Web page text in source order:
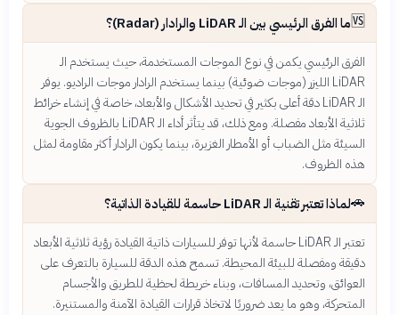
🆚ما الفرق الرئيسي بين الـ LiDAR والرادار (Radar)؟
الفرق الرئيسي يكمن في نوع الموجات المستخدمة، حيث يستخدم الـ
LiDAR الليزر (موجات ضوئية) بينما يستخدم الرادار موجات الراديو. يوفر
الـ LiDAR دقة أعلى بكثير في تحديد الأشكال والأبعاد، خاصة في إنشاء خرائط
ثلاثية الأبعاد مفصلة. ومع ذلك، قد يتأثر أداء الـ LiDAR بالظروف الجوية
السيئة مثل الضباب أو الأمطار الغزيرة، بينما يكون الرادار أكثر مقاومة لمثل
هذه الظروف.
🚗لماذا تعتبر تقنية الـ LiDAR حاسمة للقيادة الذاتية؟
تعتبر الـ LiDAR حاسمة لأنها توفر للسيارات ذاتية القيادة رؤية ثلاثية الأبعاد
دقيقة ومفصلة للبيئة المحيطة. تسمح هذه الدقة للسيارة بالتعرف على
العوائق، وتحديد المسافات، وبناء خريطة لحظية للطريق والأجسام
المتحركة، وهو ما يعد ضروريًا لاتخاذ قرارات القيادة الآمنة والمستنيرة.